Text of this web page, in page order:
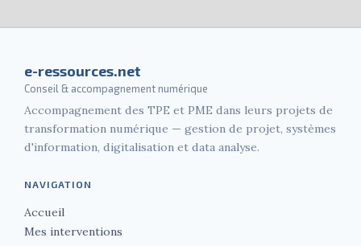
e-ressources.net
Conseil & accompagnement numérique
Accompagnement des TPE et PME dans leurs projets de
transformation numérique — gestion de projet, systèmes
d'information, digitalisation et data analyse.
NAVIGATION
Accueil
Mes interventions